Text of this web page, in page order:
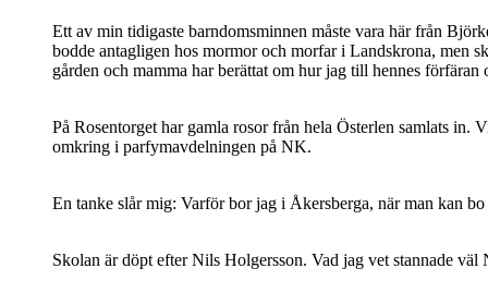
Ett av min tidigaste barndomsminnen måste vara här från
bodde antagligen hos mormor och morfar i Landskrona, men
gården och mamma har berättat om hur jag till hennes
På Rosentorget har gamla rosor från hela Österlen samlats in.
omkring i parfymavdelningen på NK.
En tanke slår mig: Varför bor jag i Åkersberga, när man kan bo
Skolan är döpt efter Nils Holgersson. Vad jag vet stannade